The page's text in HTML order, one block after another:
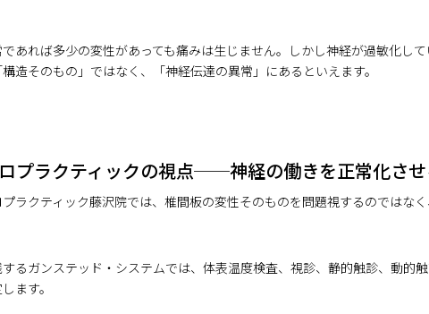
あれば多少の変性があっても痛みは生じません。しかし神経が過敏化し
造そのもの」ではなく、「神経伝達の異常」にあるといえます。
プラクティックの視点──神経の働きを正常化させ
ラクティック藤沢院では、椎間板の変性そのものを問題視するのではな
るガンステッド・システムでは、体表温度検査、視診、静的触診、動的
ます。